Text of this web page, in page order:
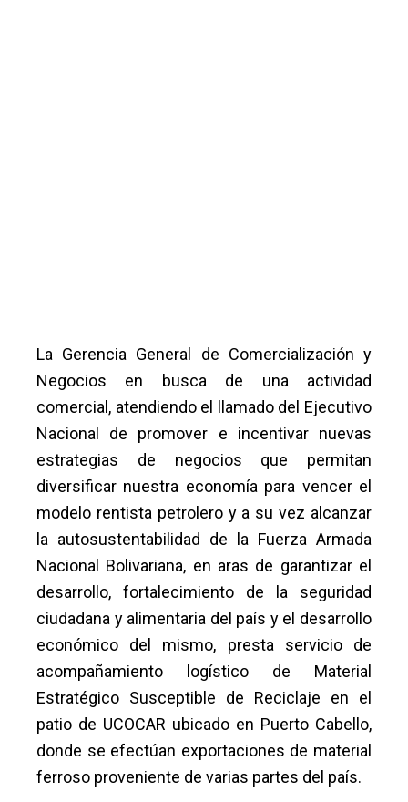
La Gerencia General de Comercialización y
Negocios en busca de una actividad
comercial, atendiendo el llamado del Ejecutivo
Nacional de promover e incentivar nuevas
estrategias de negocios que permitan
diversificar nuestra economía para vencer el
modelo rentista petrolero y a su vez alcanzar
la autosustentabilidad de la Fuerza Armada
Nacional Bolivariana, en aras de garantizar el
desarrollo, fortalecimiento de la seguridad
ciudadana y alimentaria del país y el desarrollo
económico del mismo, presta servicio de
acompañamiento logístico de Material
Estratégico Susceptible de Reciclaje en el
patio de UCOCAR ubicado en Puerto Cabello,
donde se efectúan exportaciones de material
ferroso proveniente de varias partes del país.